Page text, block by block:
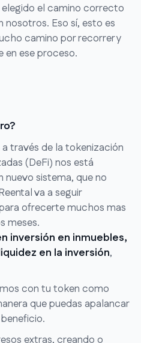
elegido el camino correcto
Eso sí, esto es
camino por recorrer y
en ese proceso.
través de la tokenización
(DeFi) nos está
nuevo sistema, que no
va a seguir
ofrecerte muchos mas
meses.
inversión en inmuebles,
en la inversión,
con tu token como
que puedas apalancar
extras, creando o